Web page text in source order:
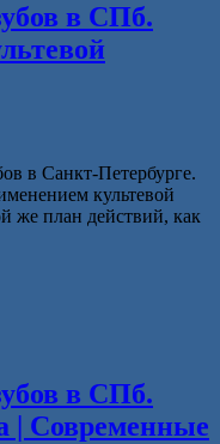
в СПб.
в Санкт-Петербурге.
культевой
же план действий, как
в СПб.
| Современные